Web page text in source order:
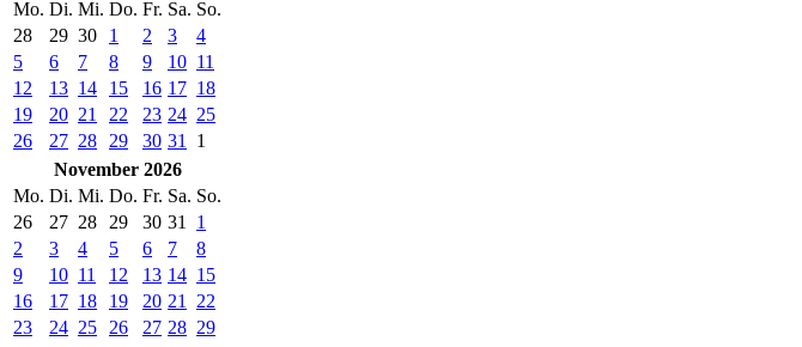
Mo. Di. Mi. Do. Fr. Sa. So.
28
29 30 1 2 3
4
5
6 7 8 9 10 11
12
13 14 15 16 17 18
19
20 21 22 23 24 25
26
27 28 29 30 31
1
November 2026
Mo. Di. Mi. Do. Fr. Sa. So.
26
27 28 29 30 31
1
2
3 4 5 6 7
8
9
10 11 12 13 14 15
16
17 18 19 20 21
22
23
24 25 26 27 28 29